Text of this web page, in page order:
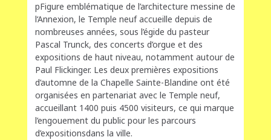
pFigure emblématique de l’architecture messine de
l‘Annexion, le Temple neuf accueille depuis de
nombreuses années, sous l’égide du pasteur
Pascal Trunck, des concerts d’orgue et des
expositions de haut niveau, notamment autour de
Paul Flickinger. Les deux premières expositions
d’automne de la Chapelle Sainte-Blandine ont été
organisées en partenariat avec le Temple neuf,
accueillant 1400 puis 4500 visiteurs, ce qui marque
l’engouement du public pour les parcours
d’expositionsdans la ville.